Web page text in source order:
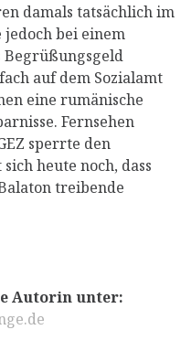
damals tatsächlich im
jedoch bei einem
Begrüßungsgeld
auf dem Sozialamt
eine rumänische
Fernsehen
sperrte den
heute noch, dass
treibende
Autorin unter: